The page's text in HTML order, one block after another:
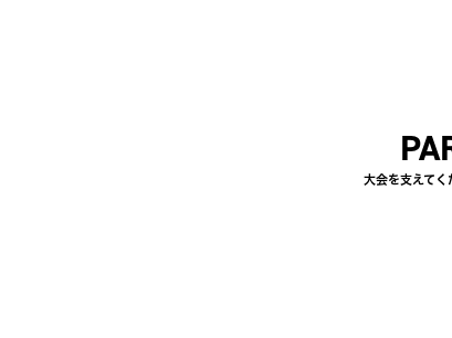
大会を支えてく